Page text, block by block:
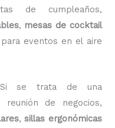
de cumpleaños,
, mesas de cocktail
eventos en el aire
se trata de una
reunión de negocios,
,sillas ergonómicas